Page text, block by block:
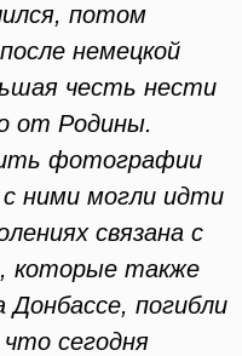
потом
немецкой
честь нести
от Родины.
фотографии
ними могли идти
связана с
которые также
погибли
сегодня